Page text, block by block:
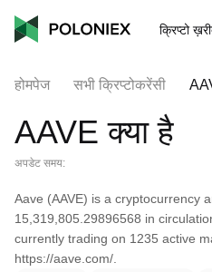
क्रिप्टो
होमपेज सभी क्रिप्टोकरेंसी
AAVE क्या है
अपडेट समय:
Aave (AAVE) is a cryptocurrency
15,319,805.29896568 in
currently trading on 1235 active
https://aave.com/.